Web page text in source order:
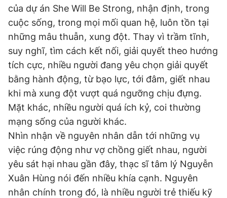
Theo dõi báo trên
Hotline
0906 645 777
Liên hệ quảng cáo
0908 780 404
Đặt báo Quảng cáo RSS Tòa soạn Chính sách bảo
Tổng biên tập: Nguyễn Ngọc Toàn
Phó tổng biên tập thường trực: Hải Thành
Phó tổng biên tập: Lâm Hiếu Dũng
Phó tổng biên tập: Trần Việt Hưng
Tổng thư ký tòa soạn: Đức Trung
Giấy phép xuất bản số 110/GP - BTTTT cấp ngày 24.3.2020
© 2003-2026 Bản quyền thuộc về Báo Thanh Niên. Cấm sao
chép dưới mọi hình thức nếu không có sự chấp thuận bằng văn
bản. Phát triển bởi ePi Technologies, JSC.
của dự án She Will Be Strong, nhận định, trong
cuộc sống, trong mọi mối quan hệ, luôn tồn tại
những mâu thuẫn, xung đột. Thay vì trầm tĩnh,
suy nghĩ, tìm cách kết nối, giải quyết theo hướng
tích cực, nhiều người đang yêu chọn giải quyết
bằng hành động, từ bạo lực, tới đâm, giết nhau
khi mà xung đột vượt quá ngưỡng chịu đựng.
Mặt khác, nhiều người quá ích kỷ, coi thường
mạng sống của người khác.
Nhìn nhận về nguyên nhân dẫn tới những vụ
việc rúng động như vợ chồng giết nhau, người
yêu sát hại nhau gần đây, thạc sĩ tâm lý Nguyễn
Xuân Hùng nói đến nhiều khía cạnh. Nguyên
nhân chính trong đó, là nhiều người trẻ thiếu kỹ